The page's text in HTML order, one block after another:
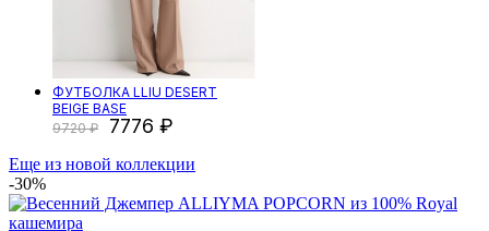
ФУТБОЛКА LLIU DESERT
BEIGE BASE
9720
7776
Еще из новой коллекции
-30%